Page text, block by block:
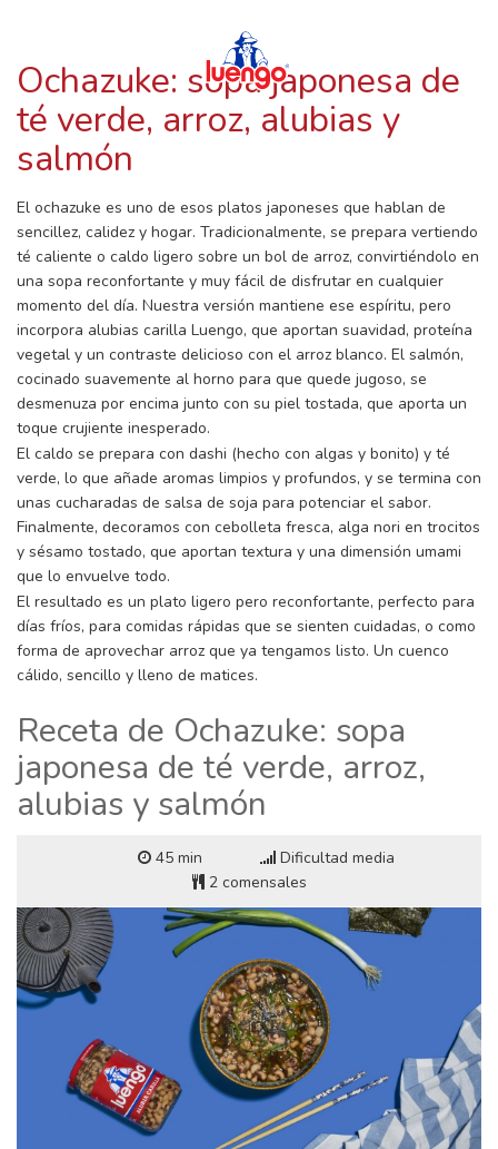
Ochazuke: sopa japonesa de
té verde, arroz, alubias y
salmón
El ochazuke es uno de esos platos japoneses que hablan de
sencillez, calidez y hogar. Tradicionalmente, se prepara vertiendo
té caliente o caldo ligero sobre un bol de arroz, convirtiéndolo en
una sopa reconfortante y muy fácil de disfrutar en cualquier
momento del día. Nuestra versión mantiene ese espíritu, pero
incorpora alubias carilla Luengo, que aportan suavidad, proteína
vegetal y un contraste delicioso con el arroz blanco. El salmón,
cocinado suavemente al horno para que quede jugoso, se
desmenuza por encima junto con su piel tostada, que aporta un
toque crujiente inesperado.
El caldo se prepara con dashi (hecho con algas y bonito) y té
verde, lo que añade aromas limpios y profundos, y se termina con
unas cucharadas de salsa de soja para potenciar el sabor.
Finalmente, decoramos con cebolleta fresca, alga nori en trocitos
y sésamo tostado, que aportan textura y una dimensión umami
que lo envuelve todo.
El resultado es un plato ligero pero reconfortante, perfecto para
días fríos, para comidas rápidas que se sienten cuidadas, o como
forma de aprovechar arroz que ya tengamos listo. Un cuenco
cálido, sencillo y lleno de matices.
Receta de Ochazuke: sopa
japonesa de té verde, arroz,
alubias y salmón
45 min
Dificultad media
2 comensales